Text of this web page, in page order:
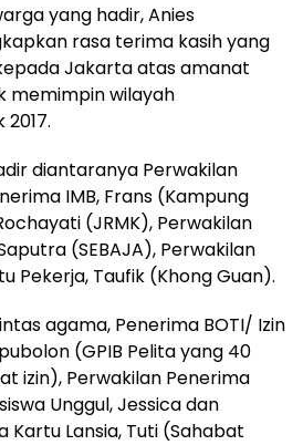
yang hadir, Anies
rasa terima kasih yang
Jakarta atas amanat
memimpin wilayah
diantaranya Perwakilan
IMB, Frans (Kampung
(JRMK), Perwakilan
(SEBAJA), Perwakilan
Pekerja, Taufik (Khong Guan).
agama, Penerima BOTI/ Izin
(GPIB Pelita yang 40
izin), Perwakilan Penerima
Unggul, Jessica dan
Kartu Lansia, Tuti (Sahabat